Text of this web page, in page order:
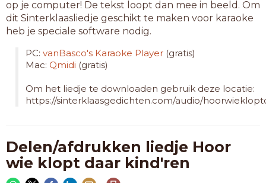
op je computer! De tekst loopt dan mee in beeld. Om
dit Sinterklaasliedje geschikt te maken voor karaoke
heb je speciale software nodig.
PC: vanBasco's Karaoke Player (gratis)
Mac: Qmidi (gratis)
Om het liedje te downloaden gebruik deze locatie:
https://sinterklaasgedichten.com/audio/
Delen/afdrukken liedje Hoor
wie klopt daar kind'ren